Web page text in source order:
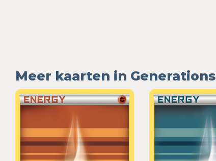
Meer kaarten in Generations